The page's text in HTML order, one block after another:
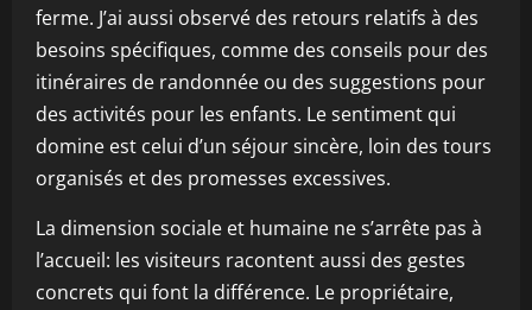
ferme. J’ai aussi observé des retours relatifs à des
besoins spécifiques, comme des conseils pour des
itinéraires de randonnée ou des suggestions pour
des activités pour les enfants. Le sentiment qui
domine est celui d’un séjour sincère, loin des tours
organisés et des promesses excessives.
La dimension sociale et humaine ne s’arrête pas à
l’accueil: les visiteurs racontent aussi des gestes
concrets qui font la différence. Le propriétaire,